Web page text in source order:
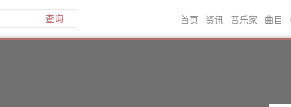
查询 首页 资讯 音乐家 曲目